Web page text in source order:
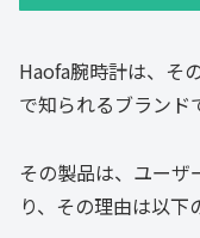
Haofa腕時計は、そ
で知られるブランド
その製品は、ユー
り、その理由は以下